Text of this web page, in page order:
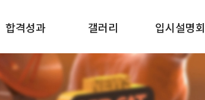
합격성과
2025합격성과
2024합격성과
갤러리
서울대반
국민대 이대 고대반
입시설명회
신입학입시설명회
재원생입시설명회